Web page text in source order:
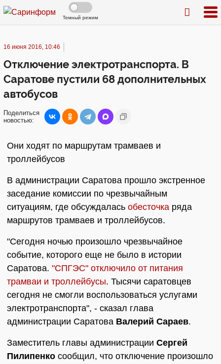
Темный режим
16 июня 2016, 10:46
Отключение электротранспорта. В
Саратове пустили 68 дополнительных
автобусов
Поделиться
новостью:
Они ходят по маршрутам трамваев и
троллейбусов
В администрации Саратова прошло экстренное
заседание комиссии по чрезвычайным
ситуациям, где обсуждалась обесточка ряда
маршрутов трамваев и троллейбусов.
"Сегодня ночью произошло чрезвычайное
событие, которого еще не было в истории
Саратова. "СПГЭС" отключило от питания
трамваи и троллейбусы. Тысячи саратовцев
сегодня не смогли воспользоваться услугами
электротранспорта", - сказал глава
администрации Саратова Валерий Сараев.
Заместитель главы администрации Сергей
Пилипенко сообщил, что отключение произошло